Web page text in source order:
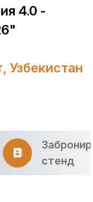
4.0 -
Узбекистан
стенд